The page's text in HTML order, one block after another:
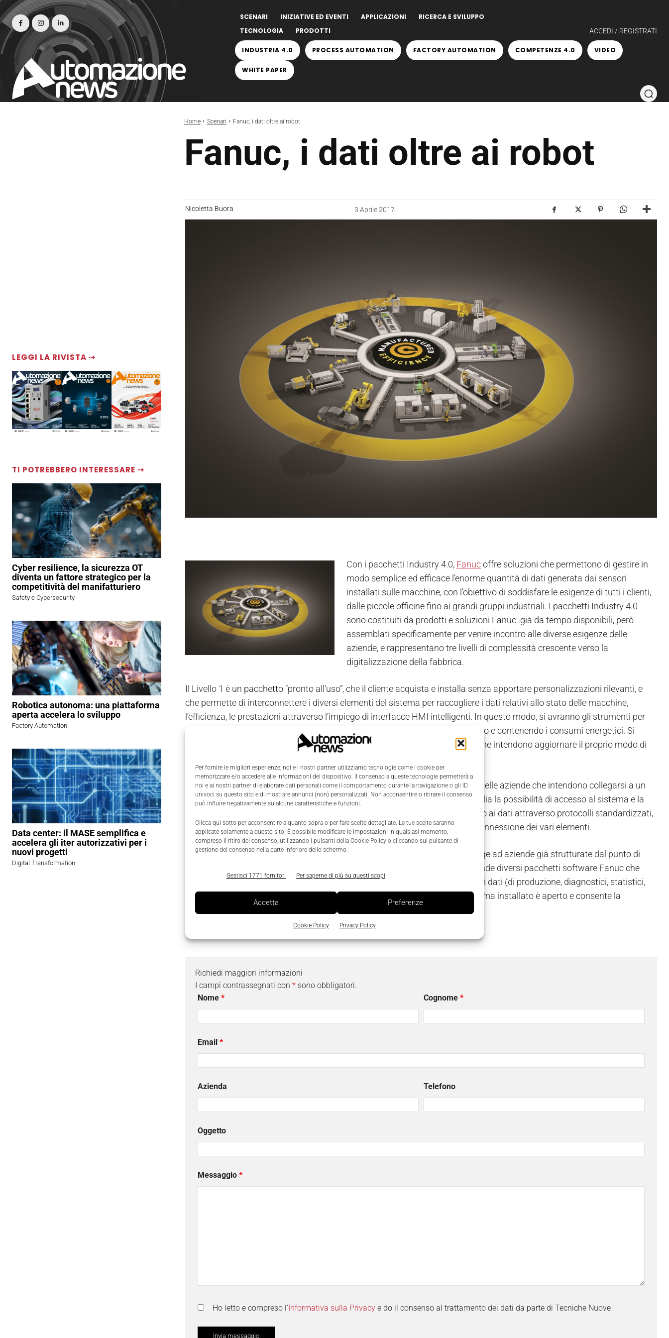
Per fornire le migliori esperienze, noi e i nostri partner utilizziamo tecnologie come i cookie per
memorizzare e/o accedere alle informazioni del dispositivo. Il consenso a queste tecnologie permetterà a
noi e ai nostri partner di elaborare dati personali come il comportamento durante la navigazione o gli ID
univoci su questo sito e di mostrare annunci (non) personalizzati. Non acconsentire o ritirare il consenso
può influire negativamente su alcune caratteristiche e funzioni.
Clicca qui sotto per acconsentire a quanto sopra o per fare scelte dettagliate. Le tue scelte saranno
applicate solamente a questo sito. È possibile modificare le impostazioni in qualsiasi momento,
compreso il ritiro del consenso, utilizzando i pulsanti della Cookie Policy o cliccando sul pulsante di
gestione del consenso nella parte inferiore dello schermo.
Gestisci 1771 fornitori Per saperne di più su questi scopi
Accetta Preferenze
Cookie Policy Privacy Policy
SCENARI INIZIATIVE ED EVENTI APPLICAZIONI
RICERCA E SVILUPPO
TECNOLOGIA
PRODOTTI ACCEDI / REGISTRATI
INDUSTRIA 4.0 PROCESS AUTOMATION FACTORY AUTOMATION COMPETENZE 4.0 VIDEO
WHITE PAPER
Home Scenari Fanuc, i dati oltre ai robot
Fanuc, i dati oltre ai robot
LEGGI LA RIVISTA ⇢
TI POTREBBERO INTERESSARE ⇢
Cyber resilience, la sicurezza OT
diventa un fattore strategico per la
competitività del manifatturiero
Safety e Cybersecurity
Robotica autonoma: una piattaforma
aperta accelera lo sviluppo
Factory Automation
Data center: il MASE semplifica e
accelera gli iter autorizzativi per i
nuovi progetti
Digital Transformation
Nicoletta Buora 3 Aprile 2017
Con i pacchetti Industry 4.0, Fanucoffre soluzioni che permettono di gestire in
modo semplice ed efficace l’enorme quantità di dati generata dai sensori
installati sulle macchine, con l’obiettivo di soddisfare le esigenze di tutti i clienti,
dalle piccole officine fino ai grandi gruppi industriali. I pacchetti Industry 4.0
sono costituiti da prodotti e soluzioni Fanuc già da tempo disponibili, però
assemblati specificamente per venire incontro alle diverse esigenze delle
aziende, e rappresentano tre livelli di complessità crescente verso la
digitalizzazione della fabbrica.
Il Livello 1 è un pacchetto “pronto all’uso”, che il cliente acquista e installa senza apportare personalizzazioni rilevanti, e
che permette di interconnettere i diversi elementi del sistema per raccogliere i dati relativi allo stato delle macchine,
l’efficienza, le prestazioni attraverso l’impiego di interfacce HMI intelligenti. In questo modo, si avranno gli strumenti per
ottimizzare la produzione e abbattere il downtime, riducendo il costo del pezzo e contenendo i consumi energetici. Si
tratta di una solida base di partenza per tutte quelle aziende, anche piccole, che intendono aggiornare il proprio modo di
Il Livello 2 realizza una vera Industrial Internet of Things. Pensato per tutte quelle aziende che intendono collegarsi a un
ERP o sviluppare un sistema di supervisione dedicato, questo pacchetto amplia la possibilità di accesso al sistema e la
totale personalizzazione mettendo a disposizione tutte le modalità di accesso ai dati attraverso protocolli standardizzati,
e richiede una competenza medio-alta da parte degli operatori in termini di connessione dei vari elementi.
Il Livello 3 costituisce l’evoluzione intelligente per un controllo totale, e si rivolge ad aziende già strutturate dal punto di
vista della digitalizzazione degli impianti, con personale già esperto. Comprende diversi pacchetti software Fanuc che
consentono di collegare in rete dispositivi – anche di terze parti – per rilevare i dati (di produzione, diagnostici, statistici,
ecc) utili a finalità di monitoraggio, tracciabilità e gestione dell’energia. Il sistema installato è aperto e consente la
massima personalizzazione.
Richiedi maggiori informazioni
I campi contrassegnati con * sono obbligatori.
Nome * Cognome *
Email *
Azienda Telefono
Oggetto
Messaggio *
Ho letto e compreso l' Informativa sulla Privacy e do il consenso al trattamento dei dati da parte di Tecniche Nuove